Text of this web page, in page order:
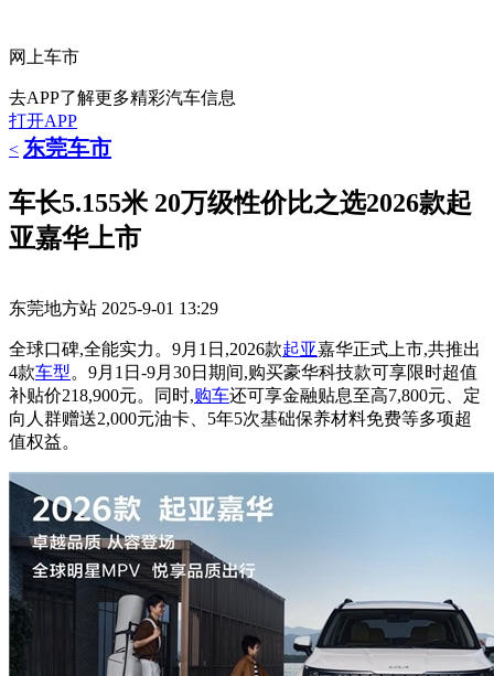
网上车市
去APP了解更多精彩汽车信息
打开APP
< 东莞车市
车长5.155米 20万级性价比之选2026款起
亚嘉华上市
东莞地方站 2025-9-01 13:29
全球口碑,全能实力。9月1日,2026款起亚嘉华正式上市,共推出
4款车型。9月1日-9月30日期间,购买豪华科技款可享限时超值
补贴价218,900元。同时,购车还可享金融贴息至高7,800元、定
向人群赠送2,000元油卡、5年5次基础保养材料免费等多项超
值权益。